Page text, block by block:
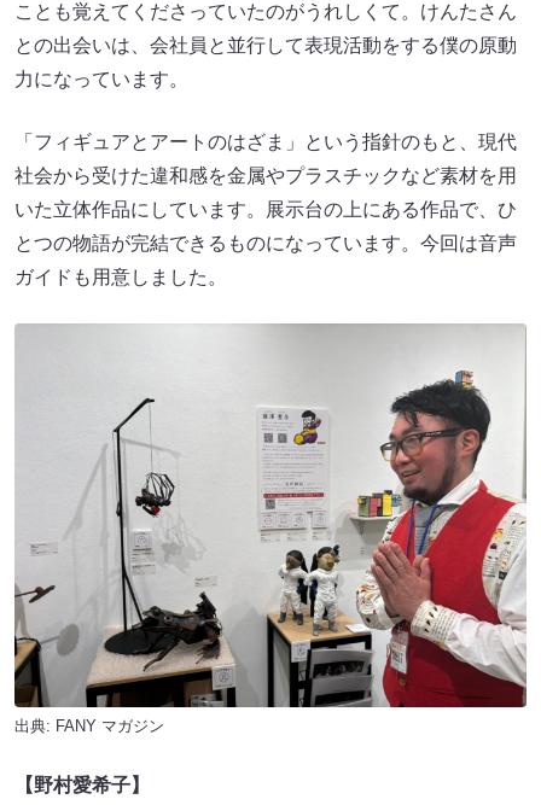
ことも覚えてくださっていたのがうれしくて。けんたさん
との出会いは、会社員と並行して表現活動をする僕の原動
力になっています。
「フィギュアとアートのはざま」という指針のもと、現代
社会から受けた違和感を金属やプラスチックなど素材を用
いた立体作品にしています。展示台の上にある作品で、ひ
とつの物語が完結できるものになっています。今回は音声
ガイドも用意しました。
出典: FANY マガジン
【野村愛希子】